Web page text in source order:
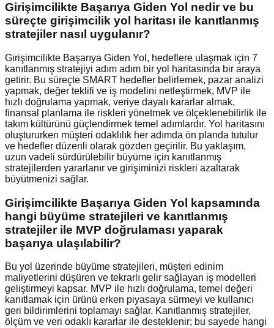
Girişimcilikte Başarıya Giden Yol nedir ve bu
süreçte girişimcilik yol haritası ile kanıtlanmış
stratejiler nasıl uygulanır?
Girişimcilikte Başarıya Giden Yol, hedeflere ulaşmak için 7
kanıtlanmış stratejiyi adım adım bir yol haritasında bir araya
getirir. Bu süreçte SMART hedefler belirlemek, pazar analizi
yapmak, değer teklifi ve iş modelini netleştirmek, MVP ile
hızlı doğrulama yapmak, veriye dayalı kararlar almak,
finansal planlama ile riskleri yönetmek ve ölçeklenebilirlik ile
takım kültürünü güçlendirmek temel adımlardır. Yol haritasını
oluştururken müşteri odaklılık her adımda ön planda tutulur
ve hedefler düzenli olarak gözden geçirilir. Bu yaklaşım,
uzun vadeli sürdürülebilir büyüme için kanıtlanmış
stratejilerden yararlanır ve girişiminizi riskleri azaltarak
büyütmenizi sağlar.
Girişimcilikte Başarıya Giden Yol kapsamında
hangi büyüme stratejileri ve kanıtlanmış
stratejiler ile MVP doğrulaması yaparak
başarıya ulaşılabilir?
Bu yol üzerinde büyüme stratejileri, müşteri edinim
maliyetlerini düşüren ve tekrarlı gelir sağlayan iş modelleri
geliştirmeyi kapsar. MVP ile hızlı doğrulama, temel değeri
kanıtlamak için ürünü erken piyasaya sürmeyi ve kullanıcı
geri bildirimlerini toplamayı sağlar. Kanıtlanmış stratejiler,
ölçüm ve veri odaklı kararlar ile desteklenir; bu sayede hangi